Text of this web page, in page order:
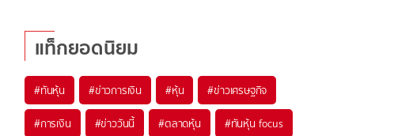
แท็กยอดนิยม
#ทันหุ้น #ข่าวการเงิน #หุ้น #ข่าวเศรษฐกิจ
#การเงิน #ข่าววันนี้ #ตลาดหุ้น #ทันหุ้น focus